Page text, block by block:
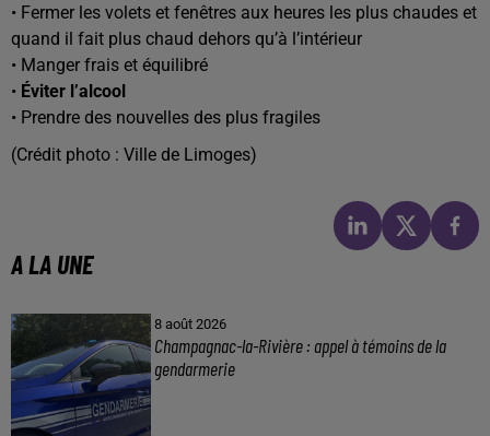
• Fermer les volets et fenêtres aux heures les plus chaudes et
quand il fait plus chaud dehors qu’à l’intérieur
• Manger frais et équilibré
• Éviter l’alcool
• Prendre des nouvelles des plus fragiles
(Crédit photo : Ville de Limoges)
A LA UNE
8 août 2026
Champagnac-la-Rivière : appel à témoins de la
gendarmerie